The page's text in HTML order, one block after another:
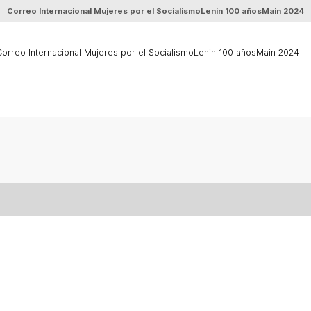
Correo Internacional Mujeres por el SocialismoLenin 100 añosMain 2024
Internacional Mujeres por el SocialismoLenin 100 añosMain 2024